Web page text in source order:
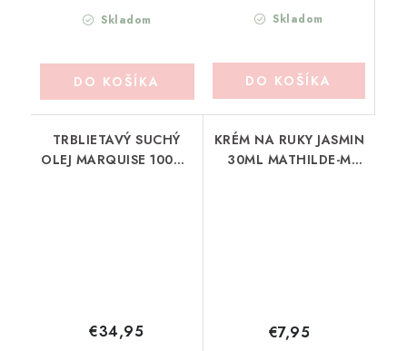
Skladom
DO KOŠÍKA
Skladom
DO KOŠÍKA
TRBLIETAVÝ SUCHÝ
OLEJ MARQUISE 100ML
€34,95
KRÉM NA RUKY JASMIN
30ML MATHILDE-M
€7,95